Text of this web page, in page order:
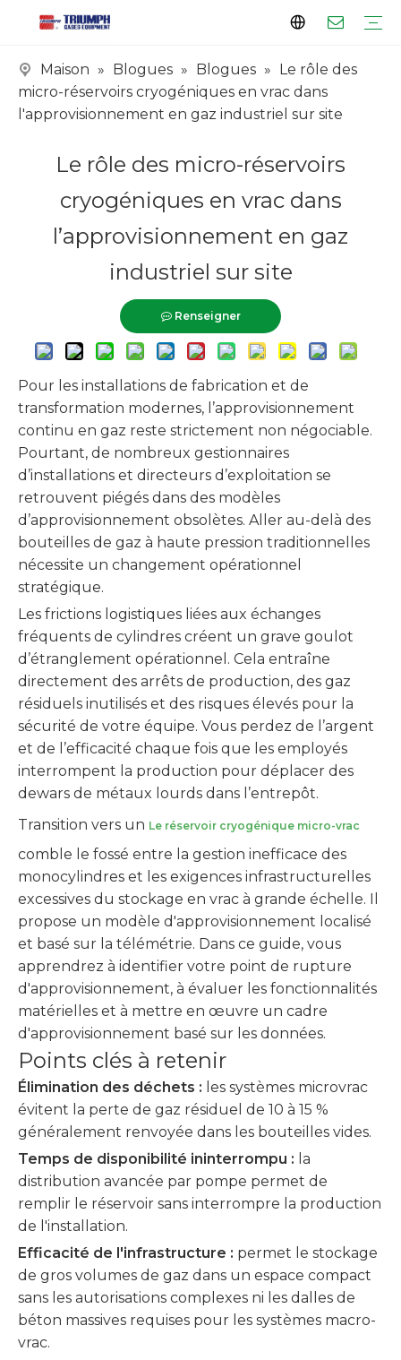
Maison » Blogues » Blogues » Le rôle des
micro-réservoirs cryogéniques en vrac dans
l'approvisionnement en gaz industriel sur site
Le rôle des micro-réservoirs
cryogéniques en vrac dans
l’approvisionnement en gaz
industriel sur site
Renseigner
Pour les installations de fabrication et de
transformation modernes, l’approvisionnement
continu en gaz reste strictement non négociable.
Pourtant, de nombreux gestionnaires
d’installations et directeurs d’exploitation se
retrouvent piégés dans des modèles
d’approvisionnement obsolètes. Aller au-delà des
bouteilles de gaz à haute pression traditionnelles
nécessite un changement opérationnel
stratégique.
Les frictions logistiques liées aux échanges
fréquents de cylindres créent un grave goulot
d’étranglement opérationnel. Cela entraîne
directement des arrêts de production, des gaz
résiduels inutilisés et des risques élevés pour la
sécurité de votre équipe. Vous perdez de l’argent
et de l’efficacité chaque fois que les employés
interrompent la production pour déplacer des
dewars de métaux lourds dans l’entrepôt.
Transition vers un Le réservoir cryogénique micro-vrac
comble le fossé entre la gestion inefficace des
monocylindres et les exigences infrastructurelles
excessives du stockage en vrac à grande échelle. Il
propose un modèle d'approvisionnement localisé
et basé sur la télémétrie. Dans ce guide, vous
apprendrez à identifier votre point de rupture
d'approvisionnement, à évaluer les fonctionnalités
matérielles et à mettre en œuvre un cadre
d'approvisionnement basé sur les données.
Points clés à retenir
Élimination des déchets : les systèmes microvrac
évitent la perte de gaz résiduel de 10 à 15 %
généralement renvoyée dans les bouteilles vides.
Temps de disponibilité ininterrompu : la
distribution avancée par pompe permet de
remplir le réservoir sans interrompre la production
de l'installation.
Efficacité de l'infrastructure : permet le stockage
de gros volumes de gaz dans un espace compact
sans les autorisations complexes ni les dalles de
béton massives requises pour les systèmes macro-
vrac.